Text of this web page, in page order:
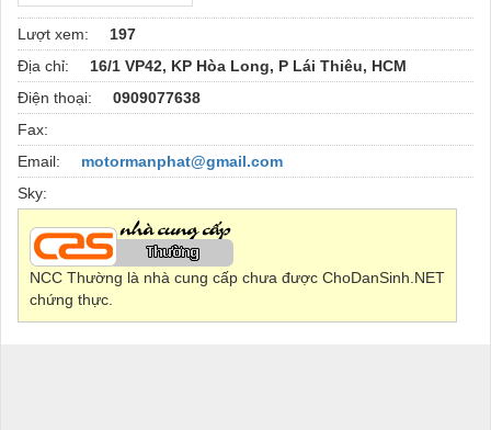
Lượt xem:
197
Địa chỉ:
16/1 VP42, KP Hòa Long, P Lái Thiêu, HCM
Điện thoại:
0909077638
Fax:
Email:
motormanphat@gmail.com
Sky:
NCC Thường là nhà cung cấp chưa được ChoDanSinh.NET
chứng thực.